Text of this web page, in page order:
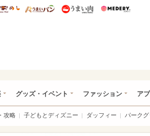
ィズニー特集
うまいめし うまいパン うまい肉
グッズ・イベント ファッション ア
攻略 子どもとディズニー ダッフィー パーク